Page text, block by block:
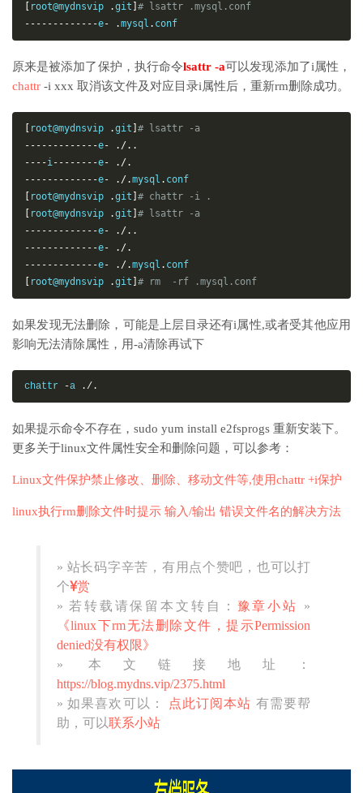
root@mydnsvip .git # lsattr .mysql.conf
-------------e- .mysql . conf
原来是被添加了保护，执行命令lsattr -a可以发现添加了i属性，
chattr -i xxx 取消该文件及对应目录i属性后，重新rm删除成功。
root@mydnsvip .git # lsattr -a
-------------e-
./..
----i--------e-
./.
-------------e- ./.mysql .
root@mydnsvip .git # chattr -i .
root@mydnsvip .git # lsattr -a
-------------e-
./..
-------------e-
./.
-------------e- ./.mysql .
root@mydnsvip .git # rm  -rf .mysql.conf
如果发现无法删除，可能是上层目录还有i属性,或者受其他应用
影响无法清除属性，用-a清除再试下
chattr -a ./.
如果提示命令不存在，sudo yum install e2fsprogs 重新安装下。
更多关于linux文件属性安全和删除问题，可以参考：
Linux文件保护禁止修改、删除、移动文件等,使用chattr +i保护
linux执行rm删除文件时提示 输入/输出 错误文件名的解决方法
» 站长码字辛苦，有用点个赞吧，也可以打
个 赏
» 若转载请保留本文转自： 豫章小站
»
《linux下rm无法删除文件，提示Permission
denied没有权限》
» 本文链接地址：
https://blog.mydns.vip/2375.html
» 如果喜欢可以：
点此订阅本站 有需要帮
助，可以联系小站